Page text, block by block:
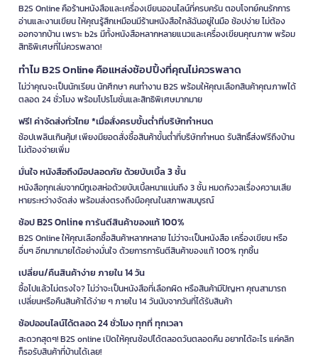
B2S Online คือร้านหนังสือและเครื่องเขียนออนไลน์ที่ครบครัน ตอบโจทย์คนรักการ
อ่านและงานเขียน ให้คุณรู้สึกเหมือนมีร้านหนังสือใกล้ฉันอยู่ในมือ ช้อปง่าย ไม่ต้อง
ออกจากบ้าน เพราะ b2s มีทั้งหนังสือหลากหลายแนวและเครื่องเขียนคุณภาพ พร้อม
สิทธิพิเศษที่ไม่ควรพลาด!
ทำไม B2S Online คือแหล่งช้อปปิ้งที่คุณไม่ควรพลาด
ไม่ว่าคุณจะเป็นนักเรียน นักศึกษา คนทำงาน B2S พร้อมให้คุณเลือกสินค้าคุณภาพได้
ตลอด 24 ชั่วโมง พร้อมโปรโมชั่นและสิทธิพิเศษมากมาย
ฟรี! ค่าจัดส่งทั่วไทย *เมื่อสั่งครบขั้นต่ำที่บริษัทกำหนด
ช้อปเพลินเกินคุ้ม! เพียงมียอดสั่งซื้อสินค้าขั้นต่ำที่บริษัทกำหนด รับสิทธิ์ส่งฟรีถึงบ้าน
ไม่ต้องจ่ายเพิ่ม
มั่นใจ หนังสือถึงมือปลอดภัย ด้วยบับเบิ้ล 3 ชั้น
หนังสือทุกเล่มจากบีทูเอสห่อด้วยบับเบิ้ลหนาแน่นถึง 3 ชั้น หมดกังวลเรื่องความเสีย
หายระหว่างจัดส่ง พร้อมส่งตรงถึงมือคุณในสภาพสมบูรณ์
ช้อป B2S Online การันตีสินค้าของแท้ 100%
B2S Online ให้คุณเลือกซื้อสินค้าหลากหลาย ไม่ว่าจะเป็นหนังสือ เครื่องเขียน หรือ
อื่นๆ อีกมากมายได้อย่างมั่นใจ ด้วยการการันตีสินค้าของแท้ 100% ทุกชิ้น
เปลี่ยน/คืนสินค้าง่าย ภายใน 14 วัน
ซื้อไปแล้วไม่ตรงใจ? ไม่ว่าจะเป็นหนังสือที่เลือกผิด หรือสินค้ามีปัญหา คุณสามารถ
เปลี่ยนหรือคืนสินค้าได้ง่าย ๆ ภายใน 14 วันนับจากวันที่ได้รับสินค้า
ช้อปออนไลน์ได้ตลอด 24 ชั่วโมง ทุกที่ ทุกเวลา
สะดวกสุดๆ! B2S online เปิดให้คุณช้อปได้ตลอดวันตลอดคืน อยากได้อะไร แค่คลิก
ก็รอรับสินค้าที่บ้านได้เลย!